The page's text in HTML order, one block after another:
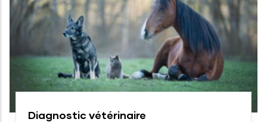
Diagnostic vétérinaire